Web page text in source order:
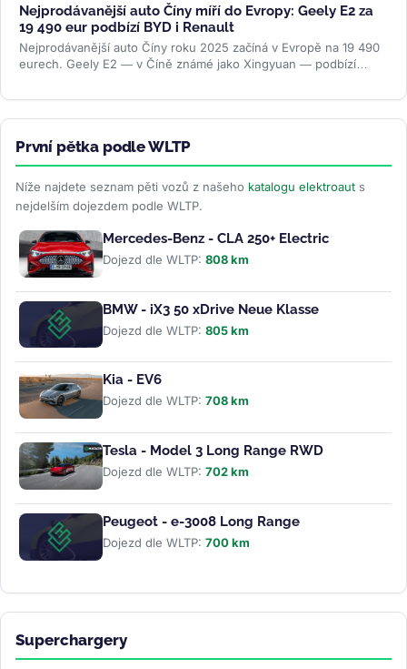
Nejprodávanější auto Číny míří do Evropy: Geely E2 za
19 490 eur podbízí BYD i Renault
Nejprodávanější auto Číny roku 2025 začíná v Evropě na 19 490
eurech. Geely E2 — v Číně známé jako Xingyuan — podbízí
První pětka podle WLTP
Níže najdete seznam pěti vozů z našeho katalogu elektroaut s
nejdelším dojezdem podle WLTP.
Mercedes-Benz - CLA 250+ Electric
Dojezd dle WLTP: 808 km
BMW - iX3 50 xDrive Neue Klasse
Dojezd dle WLTP: 805 km
Kia - EV6
Dojezd dle WLTP: 708 km
Tesla - Model 3 Long Range RWD
Dojezd dle WLTP: 702 km
Peugeot - e-3008 Long Range
Dojezd dle WLTP: 700 km
Superchargery